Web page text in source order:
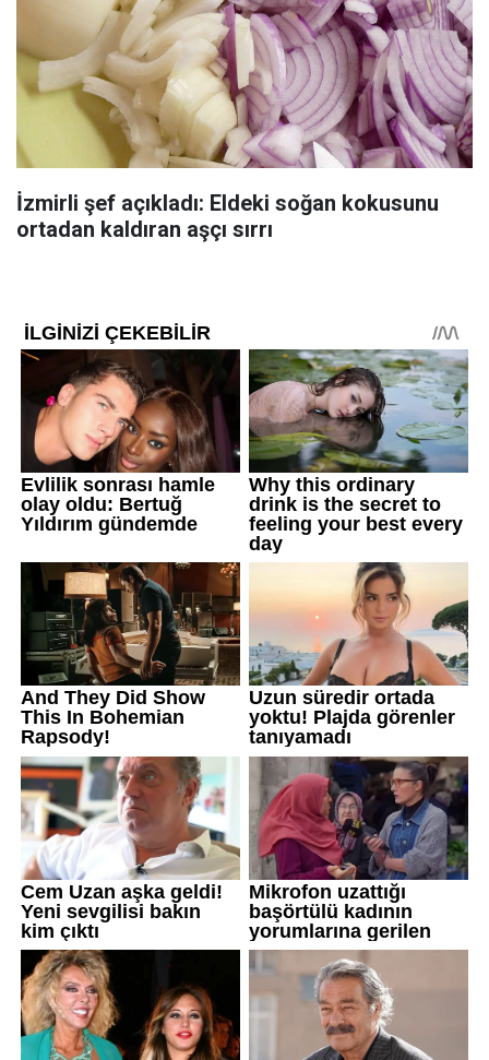
İzmirli şef açıkladı: Eldeki soğan kokusunu
ortadan kaldıran aşçı sırrı